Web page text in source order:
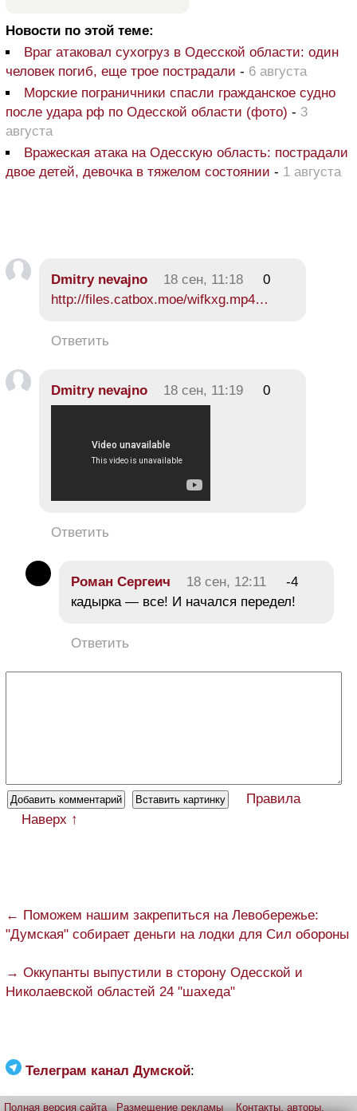
Новости по этой теме:
Враг атаковал сухогруз в Одесской области: один
человек погиб, еще трое пострадали - 6 августа
Морские пограничники спасли гражданское судно
после удара рф по Одесской области (фото) - 3
августа
Вражеская атака на Одесскую область: пострадали
двое детей, девочка в тяжелом состоянии - 1 августа
Dmitry nevajno 18 сен, 11:18
0
http://files.catbox.moe/wifkxg.mp4…
Ответить
Dmitry nevajno 18 сен, 11:19 0
Ответить
Роман Сергеич 18 сен, 12:11
-4
кадырка — все! И начался передел!
Ответить
Правила
Наверх ↑
← Поможем нашим закрепиться на Левобережье:
"Думская" собирает деньги на лодки для Сил обороны
→ Оккупанты выпустили в сторону Одесской и
Николаевской областей 24 "шахеда"
Телеграм канал Думской:
Полная версия сайта Размещение рекламы Контакты, авторы,